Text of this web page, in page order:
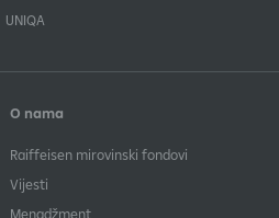
UNIQA
O nama
Raiffeisen mirovinski fondovi
Vijesti
Menadžment